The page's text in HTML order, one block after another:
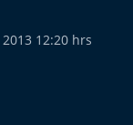
12:20 hrs